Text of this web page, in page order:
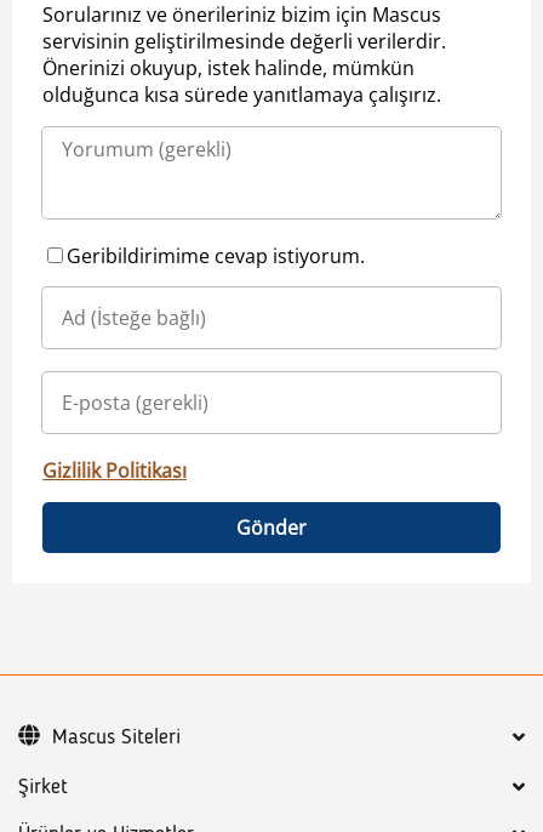
Sorularınız ve önerileriniz bizim için Mascus
servisinin geliştirilmesinde değerli verilerdir.
Önerinizi okuyup, istek halinde, mümkün
olduğunca kısa sürede yanıtlamaya çalışırız.
Geribildirimime cevap istiyorum.
Gizlilik Politikası
Gönder
Şirket
Mascus Siteleri